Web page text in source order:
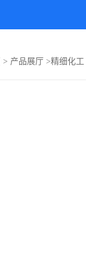
> 产品展厅 >精细化工